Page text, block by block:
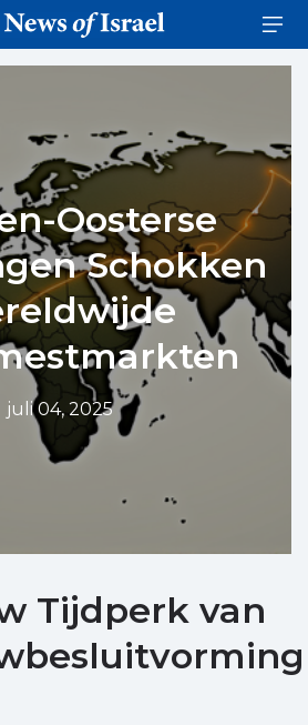
Oosterse
Schokken
juli 04, 2025
Tijdperk van